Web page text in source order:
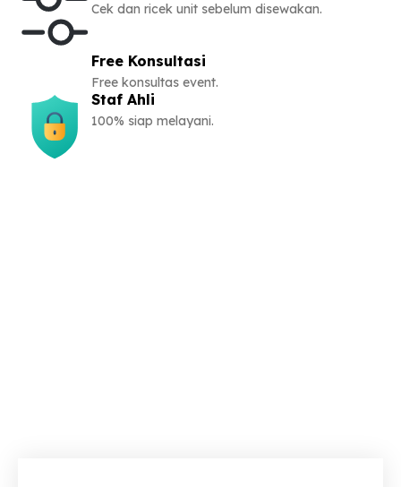
Cek dan ricek unit sebelum disewakan.
Free Konsultasi
Free konsultas event.
Staf Ahli
100% siap melayani.